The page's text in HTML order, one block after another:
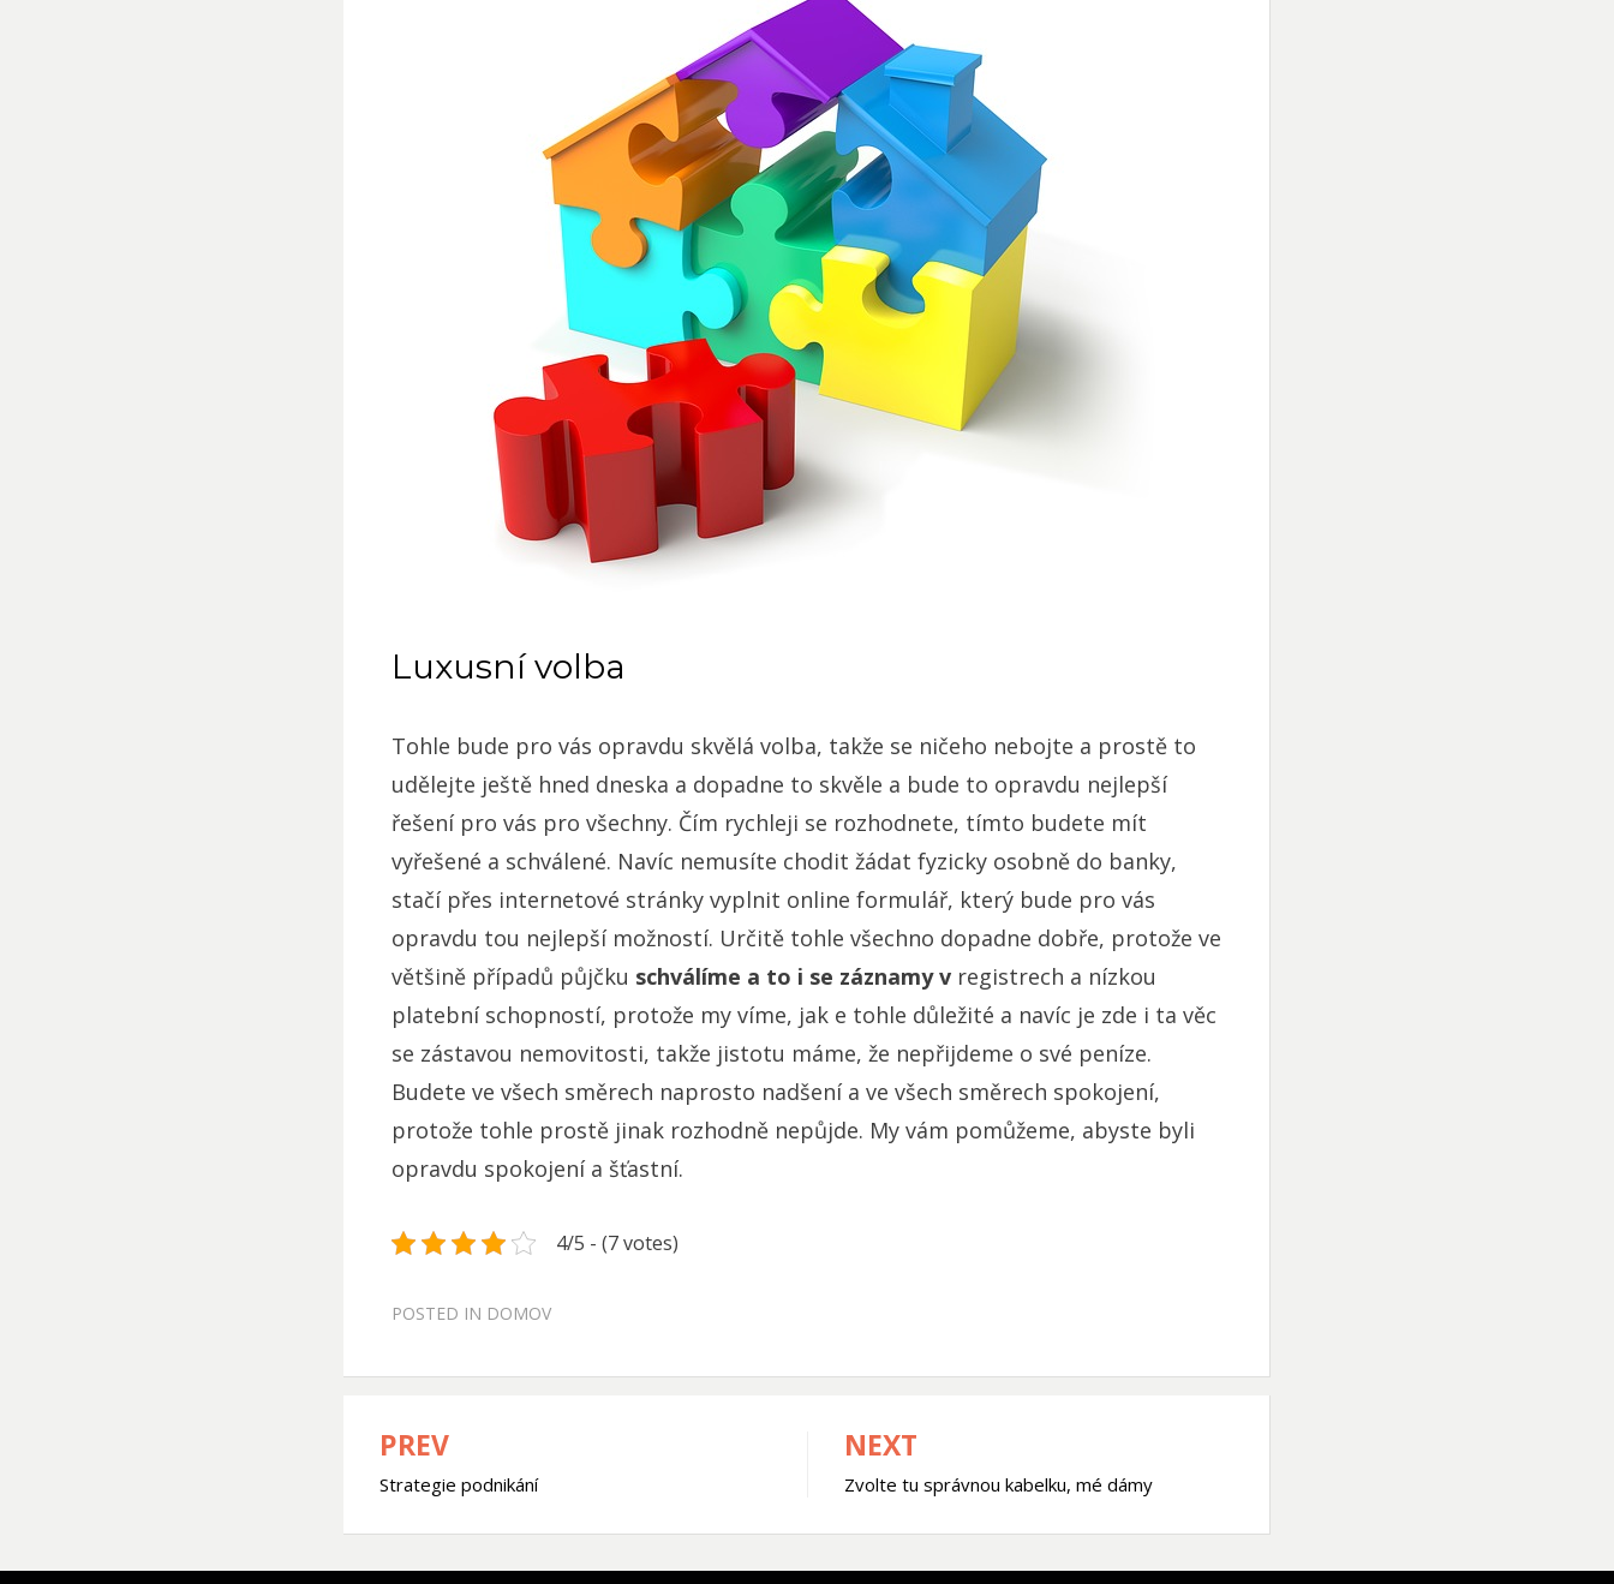
Luxusní volba
Tohle bude pro vás opravdu skvělá volba, takže se ničeho nebojte a prostě to
udělejte ještě hned dneska a dopadne to skvěle a bude to opravdu nejlepší
řešení pro vás pro všechny. Čím rychleji se rozhodnete, tímto budete mít
vyřešené a schválené. Navíc nemusíte chodit žádat fyzicky osobně do banky,
stačí přes internetové stránky vyplnit online formulář, který bude pro vás
opravdu tou nejlepší možností. Určitě tohle všechno dopadne dobře, protože ve
většině případů půjčku schválíme a to i se záznamy v registrech a nízkou
platební schopností, protože my víme, jak e tohle důležité a navíc je zde i ta věc
se zástavou nemovitosti, takže jistotu máme, že nepřijdeme o své peníze.
Budete ve všech směrech naprosto nadšení a ve všech směrech spokojení,
protože tohle prostě jinak rozhodně nepůjde. My vám pomůžeme, abyste byli
opravdu spokojení a šťastní.
4/5 - (7 votes)
POSTED IN DOMOV
Navigace
pro
příspěvek
PREV
Strategie podnikání
NEXT
Zvolte tu správnou kabelku, mé dámy